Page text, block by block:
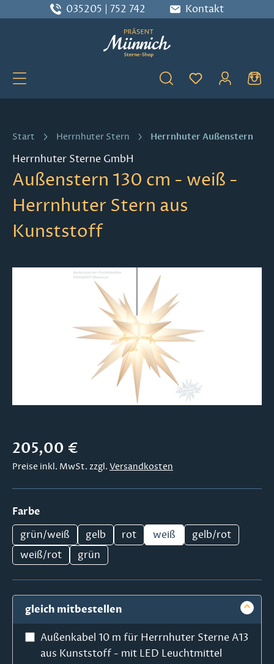
Zum Hauptinhalt springen
035205 | 752 742 Kontakt
Du hast 0
Start Herrnhuter Stern Herrnhuter Außenstern
Herrnhuter Sterne GmbH
Außenstern 130 cm - weiß -
Herrnhuter Stern aus
Kunststoff
Bildergalerie überspringen
Regulärer Preis:
205,00 €
Preise inkl. MwSt. zzgl. Versandkosten
Farbeauswählen
grün/weiß
gelb rot weiß
gelb/rot
weiß/rot
grün
gleich mitbestellen
Außenkabel 10 m für Herrnhuter Sterne A13
aus Kunststoff - mit LED Leuchtmittel